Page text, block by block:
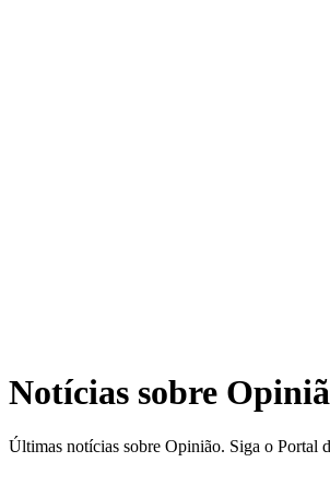
Notícias sobre
Últimas notícias sobre Opinião. Siga o Portal